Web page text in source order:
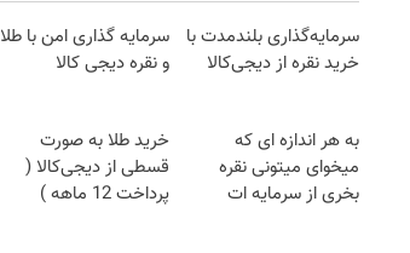
سرمایه‌گذاری بلندمدت با
خرید نقره از دیجی‌کالا
سرمایه گذاری امن با طلا
و نقره دیجی کالا
به هر اندازه ای که
میخوای میتونی نقره
بخری از سرمایه ات
خرید طلا به صورت
قسطی از دیجی‌کالا (
پرداخت 12 ماهه )